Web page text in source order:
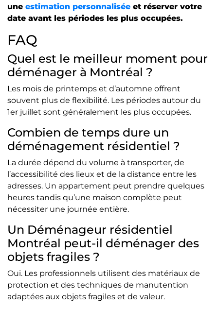
une estimation personnalisée et réserver votre
date avant les périodes les plus occupées.
FAQ
Quel est le meilleur moment pour
déménager à Montréal ?
Les mois de printemps et d’automne offrent
souvent plus de flexibilité. Les périodes autour du
1er juillet sont généralement les plus occupées.
Combien de temps dure un
déménagement résidentiel ?
La durée dépend du volume à transporter, de
l’accessibilité des lieux et de la distance entre les
adresses. Un appartement peut prendre quelques
heures tandis qu’une maison complète peut
nécessiter une journée entière.
Un Déménageur résidentiel
Montréal peut-il déménager des
objets fragiles ?
Oui. Les professionnels utilisent des matériaux de
protection et des techniques de manutention
adaptées aux objets fragiles et de valeur.